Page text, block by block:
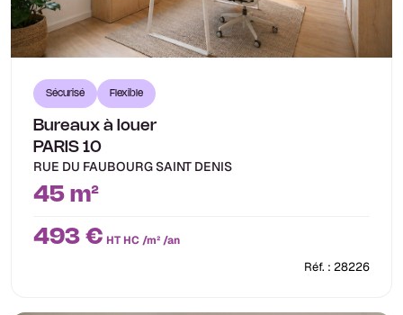
Sécurisé Flexible
Bureaux à louer
PARIS 10
RUE DU FAUBOURG SAINT DENIS
45 m²
493 € HT HC /m² /an
Réf. : 28226